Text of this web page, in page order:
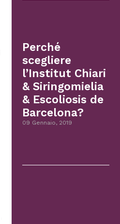
Perché
scegliere
l’Institut Chiari
& Siringomielia
& Escoliosis de
Barcelona?
09 Gennaio, 2019